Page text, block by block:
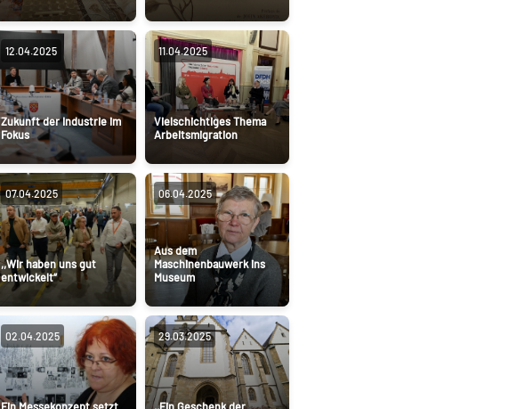
12.04.2025
Zukunft der Industrie im
Fokus
11.04.2025
Vielschichtiges Thema
Arbeitsmigration
07.04.2025
,,Wir haben uns gut
entwickelt“
06.04.2025
Aus dem
Maschinenbauwerk ins
Museum
02.04.2025 29.03.2025